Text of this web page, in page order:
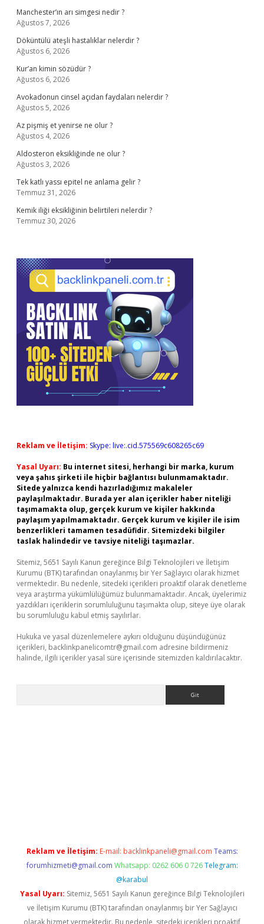
Manchester’ın arı simgesi nedir ?
Ağustos 7, 2026
Döküntülü ateşli hastalıklar nelerdir ?
Ağustos 6, 2026
Kur’an kimin sözüdür ?
Ağustos 6, 2026
Avokadonun cinsel açıdan faydaları nelerdir ?
Ağustos 5, 2026
Az pişmiş et yenirse ne olur ?
Ağustos 4, 2026
Aldosteron eksikliğinde ne olur ?
Ağustos 3, 2026
Tek katlı yassı epitel ne anlama gelir ?
Temmuz 31, 2026
Kemik iliği eksikliğinin belirtileri nelerdir ?
Temmuz 30, 2026
Reklam ve İletişim: Skype: live:.cid.575569c608265c69
Yasal Uyarı: Bu internet sitesi, herhangi bir marka, kurum
veya şahıs şirketi ile hiçbir bağlantısı bulunmamaktadır.
Sitede yalnızca kendi hazırladığımız makaleler
paylaşılmaktadır. Burada yer alan içerikler haber niteliği
taşımamakta olup, gerçek kurum ve kişiler hakkında
paylaşım yapılmamaktadır. Gerçek kurum ve kişiler ile isim
benzerlikleri tamamen tesadüfidir. Sitemizdeki bilgiler
taslak halindedir ve tavsiye niteliği taşımazlar.
Sitemiz, 5651 Sayılı Kanun gereğince Bilgi Teknolojileri ve İletişim
Kurumu (BTK) tarafından onaylanmış bir Yer Sağlayıcı olarak hizmet
vermektedir. Bu nedenle, sitedeki içerikleri proaktif olarak denetleme
veya araştırma yükümlülüğümüz bulunmamaktadır. Ancak, üyelerimiz
yazdıkları içeriklerin sorumluluğunu taşımakta olup, siteye üye olarak
bu sorumluluğu kabul etmiş sayılırlar.
Hukuka ve yasal düzenlemelere aykırı olduğunu düşündüğünüz
içerikleri, backlinkpanelicomtr@gmail.com adresine bildirmeniz
halinde, ilgili içerikler yasal süre içerisinde sitemizden kaldırılacaktır.
Reklam ve İletişim: E-mail: backlinkpaneli@gmail.com Teams:
forumhizmeti@gmail.com Whatsapp: 0262 606 0 726 Telegram:
@karabul
Yasal Uyarı: Sitemiz, 5651 Sayılı Kanun gereğince Bilgi Teknolojileri
ve İletişim Kurumu (BTK) tarafından onaylanmış bir Yer Sağlayıcı
olarak hizmet vermektedir. Bu nedenle, sitedeki içerikleri proaktif